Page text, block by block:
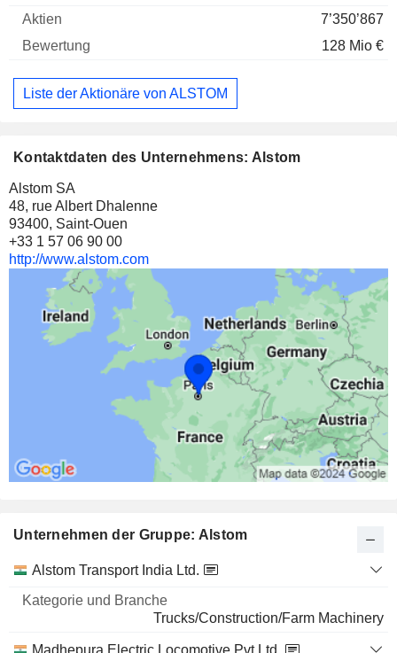
7’350’867
128 Mio €
Liste der Aktionäre von ALSTOM
Kontaktdaten des Unternehmens: Alstom
Alstom SA
48, rue Albert Dhalenne
93400, Saint-Ouen
+33 1 57 06 90 00
http://www.alstom.com
Unternehmen der Gruppe: Alstom
Name
Kategorie
Branche
Alstom Transport India Ltd.
Trucks/Construction/Farm Machinery
Madhepura Electric Locomotive Pvt Ltd.